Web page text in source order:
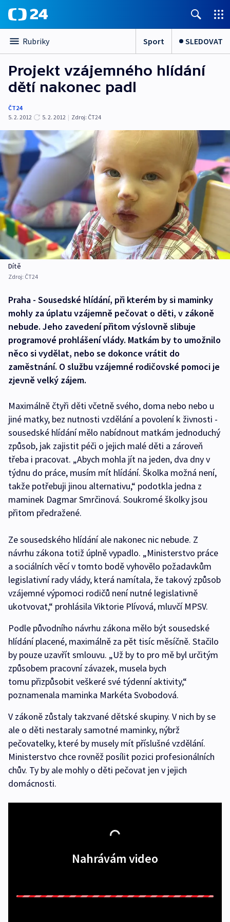
Rubriky Sport SLEDOVAT
Projekt vzájemného hlídání
dětí nakonec padl
ČT24
5. 2. 2012
5. 2. 2012 | Zdroj: ČT24
Dítě
Zdroj: ČT24
Praha - Sousedské hlídání, při kterém by si maminky
mohly za úplatu vzájemně pečovat o děti, v zákoně
nebude. Jeho zavedení přitom výslovně slibuje
programové prohlášení vlády. Matkám by to umožnilo
něco si vydělat, nebo se dokonce vrátit do
zaměstnání. O službu vzájemné rodičovské pomoci je
zjevně velký zájem.
Maximálně čtyři děti včetně svého, doma nebo nebo u
jiné matky, bez nutnosti vzdělání a povolení k živnosti -
sousedské hlídání mělo nabídnout matkám jednoduchý
způsob, jak zajistit péči o jejich malé děti a zároveň
třeba i pracovat. „Abych mohla jít na jeden, dva dny v
týdnu do práce, musím mít hlídání. Školka možná není,
takže potřebuji jinou alternativu,“ podotkla jedna z
maminek Dagmar Smrčinová. Soukromé školky jsou
přitom předražené.
Ze sousedského hlídání ale nakonec nic nebude. Z
návrhu zákona totiž úplně vypadlo. „Ministerstvo práce
a sociálních věcí v tomto bodě vyhovělo požadavkům
legislativní rady vlády, která namítala, že takový způsob
vzájemné výpomoci rodičů není nutné legislativně
ukotvovat,“ prohlásila Viktorie Plívová, mluvčí MPSV.
Podle původního návrhu zákona mělo být sousedské
hlídání placené, maximálně za pět tisíc měsíčně. Stačilo
by pouze uzavřít smlouvu. „Už by to pro mě byl určitým
způsobem pracovní závazek, musela bych
tomu přizpůsobit veškeré své týdenní aktivity,“
poznamenala maminka Markéta Svobodová.
V zákoně zůstaly takzvané dětské skupiny. V nich by se
ale o děti nestaraly samotné maminky, nýbrž
pečovatelky, které by musely mít příslušné vzdělání.
Ministerstvo chce rovněž posílit pozici profesionálních
chův. Ty by ale mohly o děti pečovat jen v jejich
domácnosti.
Nahrávám video